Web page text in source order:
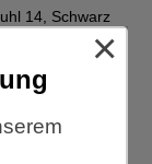
14, Schwarz
×